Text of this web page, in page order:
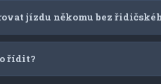
jízdu někomu bez
řídit?